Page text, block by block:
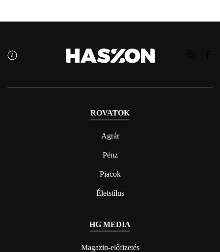
ROVATOK
Agrár
Pénz
Piacok
Életstílus
HG MEDIA
Magazin-előfizetés